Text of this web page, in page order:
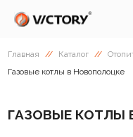
Главная // Каталог //
Газовые котлы в Новополоцке
ГАЗОВЫЕ КОТЛЫ